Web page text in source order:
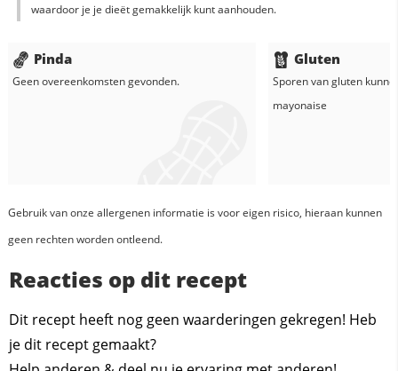
waardoor je je dieët gemakkelijk kunt aanhouden.
Pinda
Geen overeenkomsten gevonden.
Gluten
Sporen van gluten
mayonaise
Gebruik van onze allergenen informatie is voor eigen risico, hieraan kunnen
geen rechten worden ontleend.
Reacties op dit recept
Dit recept heeft nog geen waarderingen gekregen! Heb
je dit recept gemaakt?